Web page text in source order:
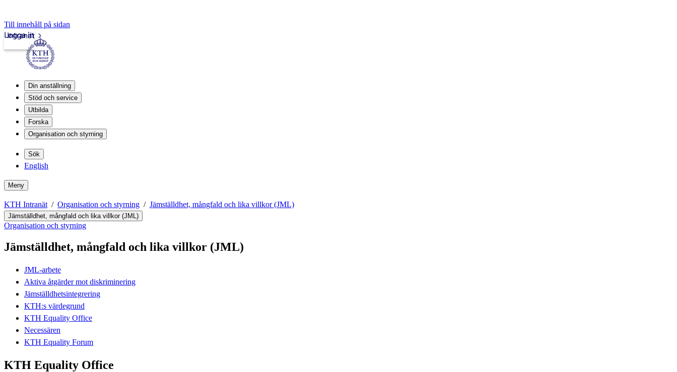
Till innehåll på sidan
Intranät
Logga in
Din anställning
Stöd och service
Utbilda
Forska
Organisation och styrning
Sök
English
Meny
KTH Intranät Organisation och styrning Jämställdhet, mångfald och lika villkor (JML)
Jämställdhet, mångfald och lika villkor (JML)
Organisation och styrning
Jämställdhet, mångfald och lika villkor (JML)
JML-arbete
Aktiva åtgärder mot diskriminering
Jämställdhetsintegrering
KTH:s värdegrund
KTH Equality Office
Necessären
KTH Equality Forum
KTH Equality Office